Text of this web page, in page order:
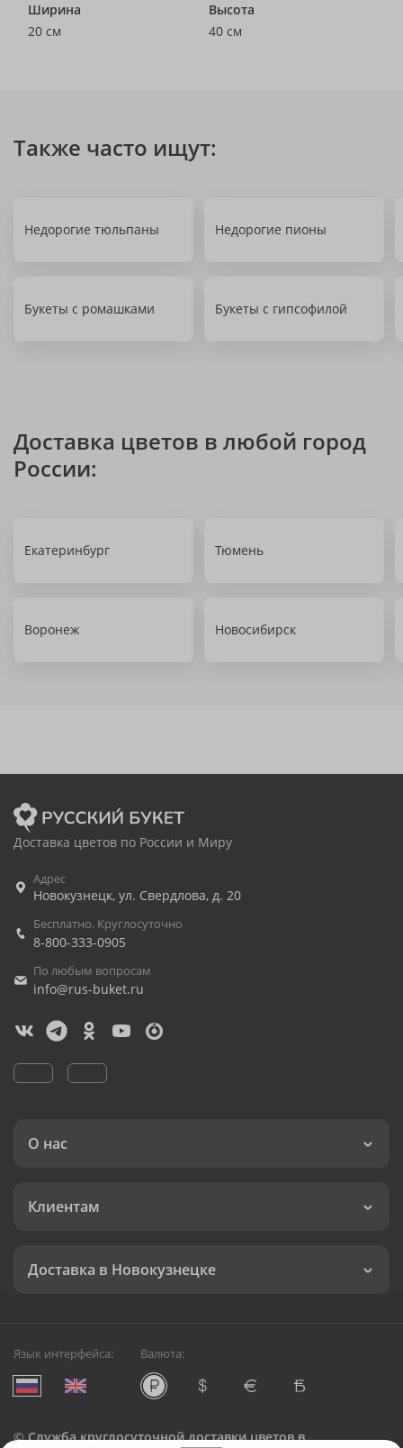
Ширина
20 см
Высота
40 см
Также часто ищут:
Недорогие тюльпаны Недорогие пионы
Букеты с ромашками Букеты с гипсофилой
Доставка цветов в любой город
России:
Екатеринбург Тюмень
Воронеж Новосибирск
Доставка цветов по России и Миру
Адрес
Новокузнецк, ул. Свердлова, д. 20
Бесплатно. Круглосуточно
8-800-333-0905
По любым вопросам
info@rus-buket.ru
О нас
Клиентам
Доставка в Новокузнецке
Язык интерфейса: Валюта:
©Служба круглосуточной доставки цветов в